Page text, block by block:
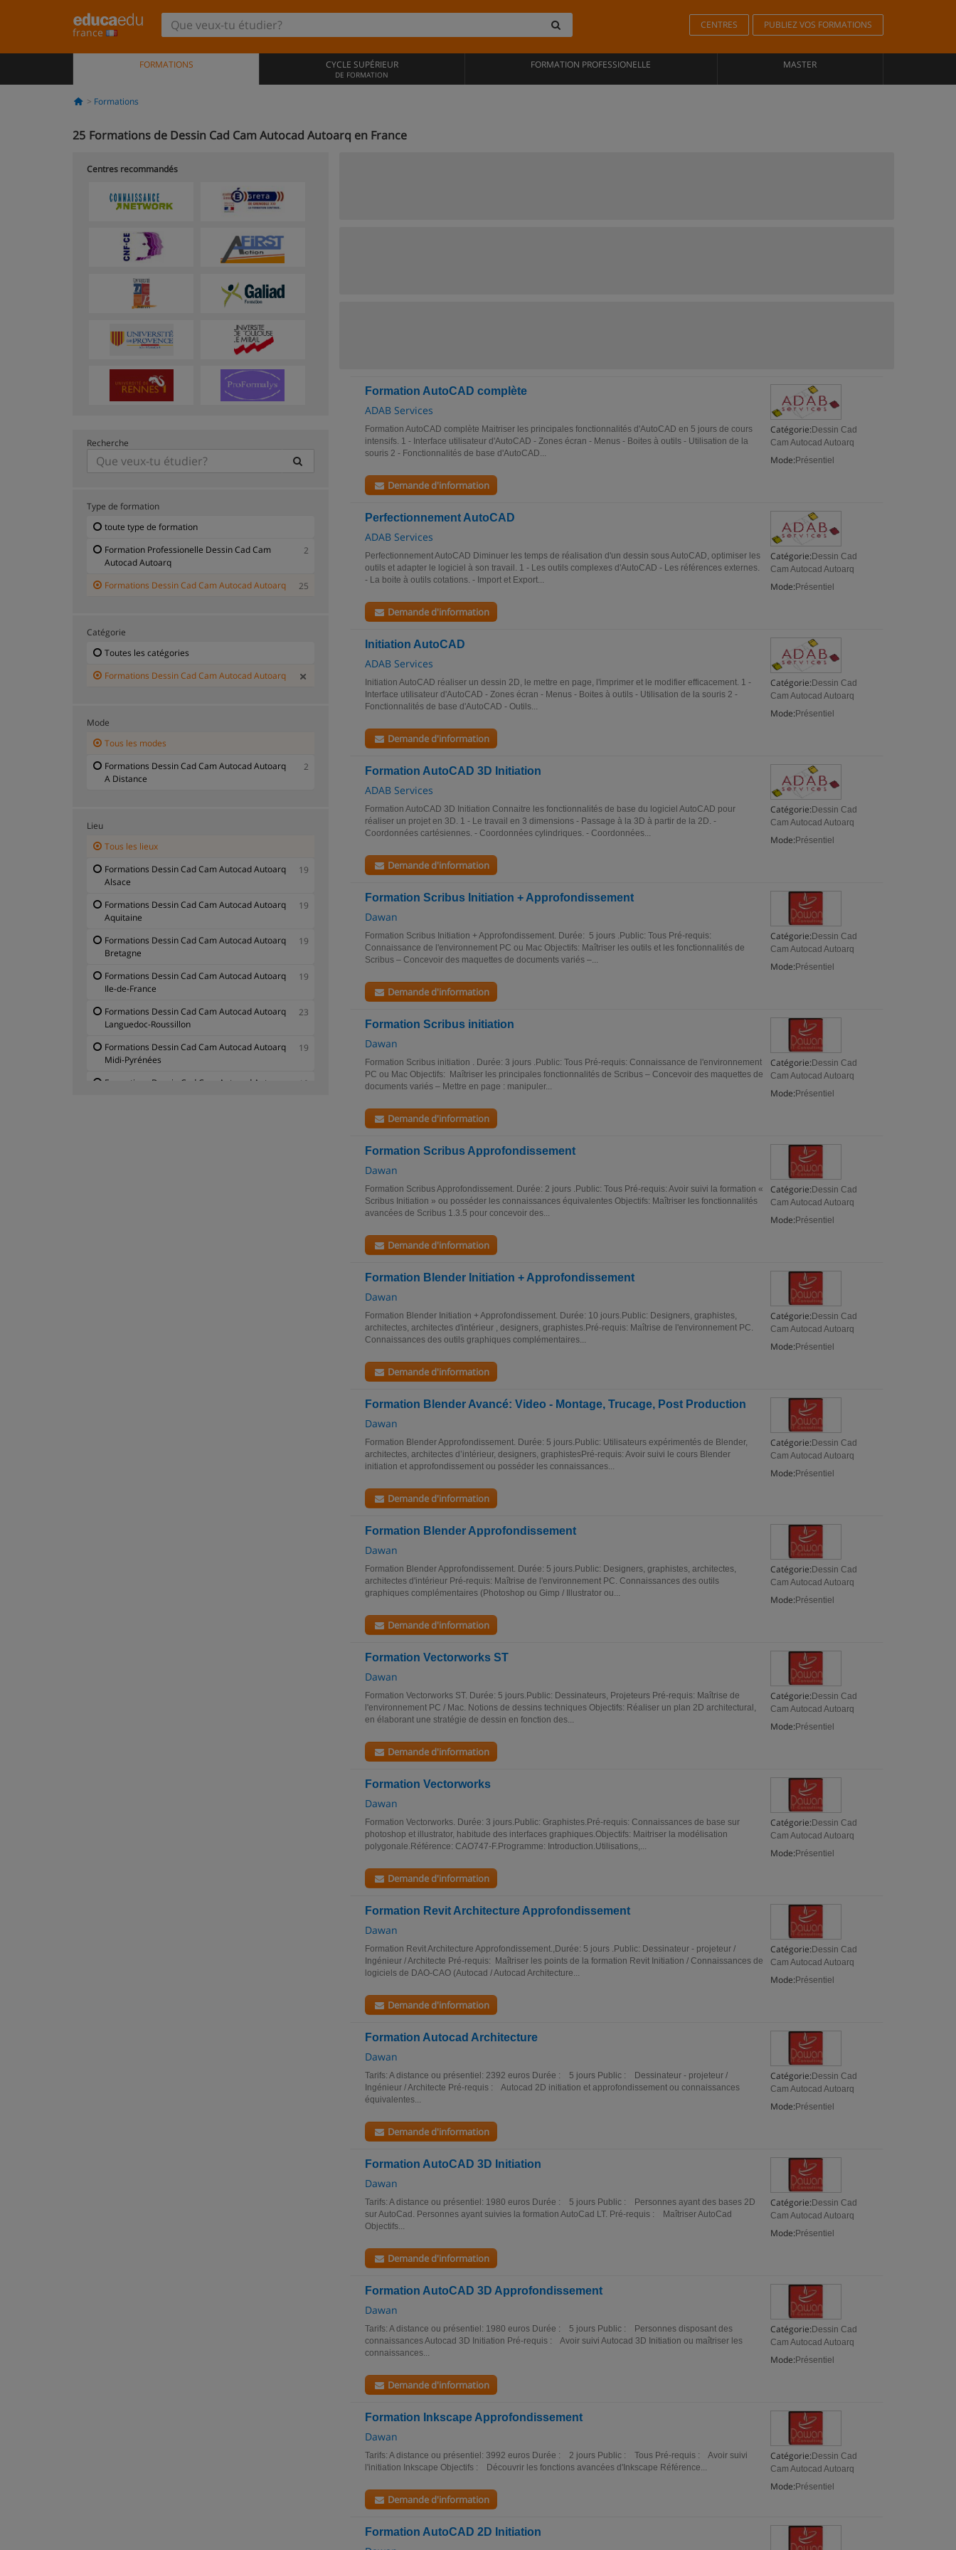
france
CENTRES PUBLIEZ VOS FORMATIONS
FORMATIONS CYCLE SUPÉRIEUR
DE FORMATION
FORMATION PROFESSIONELLE MASTER
Formations
25 Formations de Dessin Cad Cam Autocad Autoarq en France
Formation AutoCAD complète
ADAB Services
Catégorie: Dessin Cad
Cam Autocad Autoarq
Mode: Présentiel
Formation AutoCAD complète Maitriser les principales fonctionnalités d'AutoCAD en 5 jours de cours
intensifs. 1 - Interface utilisateur d'AutoCAD - Zones écran - Menus - Boites à outils - Utilisation de la
souris 2 - Fonctionnalités de base d'AutoCAD...
Demande d'information
Perfectionnement AutoCAD
ADAB Services
Catégorie: Dessin Cad
Cam Autocad Autoarq
Mode: Présentiel
Perfectionnement AutoCAD Diminuer les temps de réalisation d'un dessin sous AutoCAD, optimiser les
outils et adapter le logiciel à son travail. 1 - Les outils complexes d'AutoCAD - Les références externes.
- La boite à outils cotations. - Import et Export...
Demande d'information
Initiation AutoCAD
ADAB Services
Catégorie: Dessin Cad
Cam Autocad Autoarq
Mode: Présentiel
Initiation AutoCAD réaliser un dessin 2D, le mettre en page, l'imprimer et le modifier efficacement. 1 -
Interface utilisateur d'AutoCAD - Zones écran - Menus - Boites à outils - Utilisation de la souris 2 -
Fonctionnalités de base d'AutoCAD - Outils...
Demande d'information
Formation AutoCAD 3D Initiation
ADAB Services
Catégorie: Dessin Cad
Cam Autocad Autoarq
Mode: Présentiel
Formation AutoCAD 3D Initiation Connaitre les fonctionnalités de base du logiciel AutoCAD pour
réaliser un projet en 3D. 1 - Le travail en 3 dimensions - Passage à la 3D à partir de la 2D. -
Coordonnées cartésiennes. - Coordonnées cylindriques. - Coordonnées...
Demande d'information
Formation Scribus Initiation + Approfondissement
Dawan
Catégorie: Dessin Cad
Cam Autocad Autoarq
Mode: Présentiel
Formation Scribus Initiation + Approfondissement. Durée: 5 jours .Public: Tous Pré-requis:
Connaissance de l'environnement PC ou Mac Objectifs: Maîtriser les outils et les fonctionnalités de
Scribus – Concevoir des maquettes de documents variés –...
Demande d'information
Formation Scribus initiation
Dawan
Catégorie: Dessin Cad
Cam Autocad Autoarq
Mode: Présentiel
Formation Scribus initiation . Durée: 3 jours .Public: Tous Pré-requis: Connaissance de l'environnement
PC ou Mac Objectifs: Maîtriser les principales fonctionnalités de Scribus – Concevoir des maquettes de
documents variés – Mettre en page : manipuler...
Demande d'information
Formation Scribus Approfondissement
Dawan
Catégorie: Dessin Cad
Cam Autocad Autoarq
Mode: Présentiel
Formation Scribus Approfondissement. Durée: 2 jours .Public: Tous Pré-requis: Avoir suivi la formation «
Scribus Initiation » ou posséder les connaissances équivalentes Objectifs: Maîtriser les fonctionnalités
avancées de Scribus 1.3.5 pour concevoir des...
Demande d'information
Formation Blender Initiation + Approfondissement
Dawan
Catégorie: Dessin Cad
Cam Autocad Autoarq
Mode: Présentiel
Formation Blender Initiation + Approfondissement. Durée: 10 jours.Public: Designers, graphistes,
architectes, architectes d'intérieur , designers, graphistes.Pré-requis: Maîtrise de l'environnement PC.
Connaissances des outils graphiques complémentaires...
Demande d'information
Formation Blender Avancé: Video - Montage, Trucage, Post Production
Dawan
Catégorie: Dessin Cad
Cam Autocad Autoarq
Mode: Présentiel
Formation Blender Approfondissement. Durée: 5 jours.Public: Utilisateurs expérimentés de Blender,
architectes, architectes d’intérieur, designers, graphistesPré-requis: Avoir suivi le cours Blender
initiation et approfondissement ou posséder les connaissances...
Demande d'information
Formation Blender Approfondissement
Dawan
Catégorie: Dessin Cad
Cam Autocad Autoarq
Mode: Présentiel
Formation Blender Approfondissement. Durée: 5 jours.Public: Designers, graphistes, architectes,
architectes d'intérieur Pré-requis: Maîtrise de l'environnement PC. Connaissances des outils
graphiques complémentaires (Photoshop ou Gimp / Illustrator ou...
Demande d'information
Formation Vectorworks ST
Dawan
Catégorie: Dessin Cad
Cam Autocad Autoarq
Mode: Présentiel
Formation Vectorworks ST. Durée: 5 jours.Public: Dessinateurs, Projeteurs Pré-requis: Maîtrise de
l'environnement PC / Mac. Notions de dessins techniques Objectifs: Réaliser un plan 2D architectural,
en élaborant une stratégie de dessin en fonction des...
Demande d'information
Formation Vectorworks
Dawan
Catégorie: Dessin Cad
Cam Autocad Autoarq
Mode: Présentiel
Formation Vectorworks. Durée: 3 jours.Public: Graphistes.Pré-requis: Connaissances de base sur
photoshop et illustrator, habitude des interfaces graphiques.Objectifs: Maitriser la modélisation
polygonale.Référence: CAO747-F.Programme: Introduction.Utilisations,...
Demande d'information
Formation Revit Architecture Approfondissement
Dawan
Catégorie: Dessin Cad
Cam Autocad Autoarq
Mode: Présentiel
Formation Revit Architecture Approfondissement.,Durée: 5 jours .Public: Dessinateur - projeteur /
Ingénieur / Architecte Pré-requis: Maîtriser les points de la formation Revit Initiation / Connaissances de
logiciels de DAO-CAO (Autocad / Autocad Architecture...
Demande d'information
Formation Autocad Architecture
Dawan
Catégorie: Dessin Cad
Cam Autocad Autoarq
Mode: Présentiel
Tarifs: A distance ou présentiel: 2392 euros Durée : 5 jours Public : Dessinateur - projeteur /
Ingénieur / Architecte Pré-requis : Autocad 2D initiation et approfondissement ou connaissances
équivalentes...
Demande d'information
Formation AutoCAD 3D Initiation
Dawan
Catégorie: Dessin Cad
Cam Autocad Autoarq
Mode: Présentiel
Tarifs: A distance ou présentiel: 1980 euros Durée : 5 jours Public : Personnes ayant des bases 2D
sur AutoCad. Personnes ayant suivies la formation AutoCad LT. Pré-requis : Maîtriser AutoCad
Objectifs...
Demande d'information
Formation AutoCAD 3D Approfondissement
Dawan
Catégorie: Dessin Cad
Cam Autocad Autoarq
Mode: Présentiel
Tarifs: A distance ou présentiel: 1980 euros Durée : 5 jours Public : Personnes disposant des
connaissances Autocad 3D Initiation Pré-requis : Avoir suivi Autocad 3D Initiation ou maîtriser les
connaissances...
Demande d'information
Formation Inkscape Approfondissement
Dawan
Catégorie: Dessin Cad
Cam Autocad Autoarq
Mode: Présentiel
Tarifs: A distance ou présentiel: 3992 euros Durée : 2 jours Public : Tous Pré-requis : Avoir suivi
l'initiation Inkscape Objectifs : Découvrir les fonctions avancées d'Inkscape Référence...
Demande d'information
Formation AutoCAD 2D Initiation
Centres recommandés
Recherche
Type de formation
toute type de formation
Formation Professionelle Dessin Cad Cam
Autocad Autoarq
2
Formations Dessin Cad Cam Autocad Autoarq 25
Catégorie
Toutes les catégories
Formations Dessin Cad Cam Autocad Autoarq
Mode
Tous les modes
Formations Dessin Cad Cam Autocad Autoarq
A Distance
2
Lieu
Tous les lieux
Formations Dessin Cad Cam Autocad Autoarq
Alsace
19
Formations Dessin Cad Cam Autocad Autoarq
Aquitaine
19
Formations Dessin Cad Cam Autocad Autoarq
Bretagne
19
Formations Dessin Cad Cam Autocad Autoarq
Ile-de-France
19
Formations Dessin Cad Cam Autocad Autoarq
Languedoc-Roussillon
23
Formations Dessin Cad Cam Autocad Autoarq
Midi-Pyrénées
19
Formations Dessin Cad Cam Autocad Autoarq
19